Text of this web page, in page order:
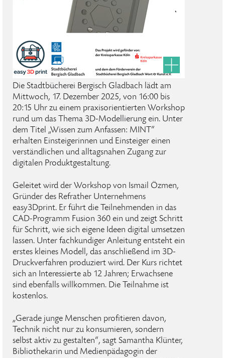
Die Stadtbücherei Bergisch Gladbach lädt am
Mittwoch, 17. Dezember 2025, von 16:00 bis
20:15 Uhr zu einem praxisorientierten Workshop
rund um das Thema 3D-Modellierung ein. Unter
dem Titel „Wissen zum Anfassen: MINT“
erhalten Einsteigerinnen und Einsteiger einen
verständlichen und alltagsnahen Zugang zur
digitalen Produktgestaltung.
Geleitet wird der Workshop von Ismail Özmen,
Gründer des Refrather Unternehmens
easy3Dprint. Er führt die Teilnehmenden in das
CAD-Programm Fusion 360 ein und zeigt Schritt
für Schritt, wie sich eigene Ideen digital umsetzen
lassen. Unter fachkundiger Anleitung entsteht ein
erstes kleines Modell, das anschließend im 3D-
Druckverfahren produziert wird. Der Kurs richtet
sich an Interessierte ab 12 Jahren; Erwachsene
sind ebenfalls willkommen. Die Teilnahme ist
kostenlos.
„Gerade junge Menschen profitieren davon,
Technik nicht nur zu konsumieren, sondern
selbst aktiv zu gestalten“, sagt Samantha Klünter,
Bibliothekarin und Medienpädagogin der